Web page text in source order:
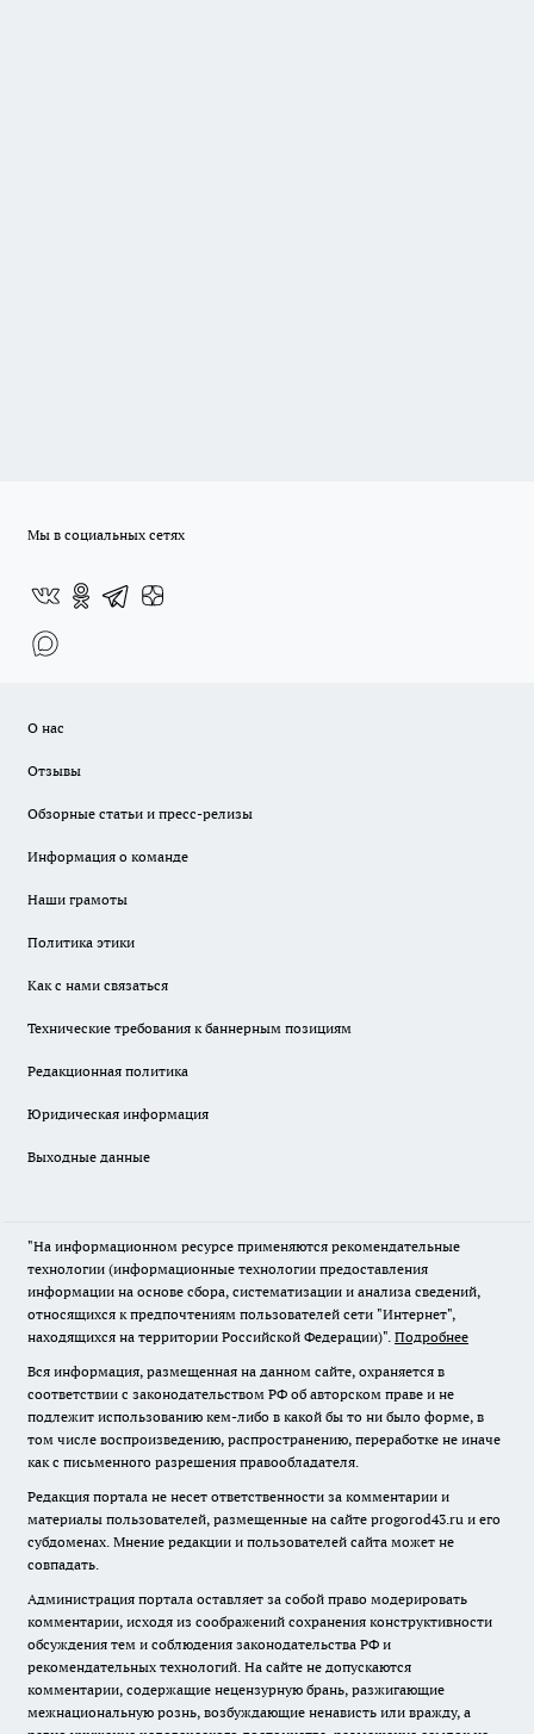
Мы в социальных сетях
О нас
Отзывы
Обзорные статьи и пресс-релизы
Информация о команде
Наши грамоты
Политика этики
Как с нами связаться
Технические требования к баннерным позициям
Редакционная политика
Юридическая информация
Выходные данные
"На информационном ресурсе применяются рекомендательные
технологии (информационные технологии предоставления
информации на основе сбора, систематизации и анализа сведений,
относящихся к предпочтениям пользователей сети "Интернет",
находящихся на территории Российской Федерации)". Подробнее
Вся информация, размещенная на данном сайте, охраняется в
соответствии с законодательством РФ об авторском праве и не
подлежит использованию кем-либо в какой бы то ни было форме, в
том числе воспроизведению, распространению, переработке не иначе
как с письменного разрешения правообладателя.
Редакция портала не несет ответственности за комментарии и
материалы пользователей, размещенные на сайте progorod43.ru и его
субдоменах. Мнение редакции и пользователей сайта может не
совпадать.
Администрация портала оставляет за собой право модерировать
комментарии, исходя из соображений сохранения конструктивности
обсуждения тем и соблюдения законодательства РФ и
рекомендательных технологий. На сайте не допускаются
комментарии, содержащие нецензурную брань, разжигающие
межнациональную рознь, возбуждающие ненависть или вражду, а